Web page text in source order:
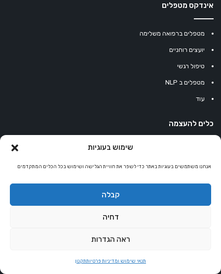
שימוש בעוגיות
אנחנו משתמשים בעוגיות באתר כדי לשפר את חוויית הגלישה ושימוש בכל הכלים המתקדמים
קבלה
דחיה
ראה הגדרות
תנאי שימוש ומדיניות פרטיותתקנון
אינדקס מטפלים
מטפלים ברפואה משלימה
יועצים רוחניים
טיפול רגשי
מטפלים ב NLP
עוד
כלים להעצמה
משפטים להעצמה
עוגיית מזל סינית